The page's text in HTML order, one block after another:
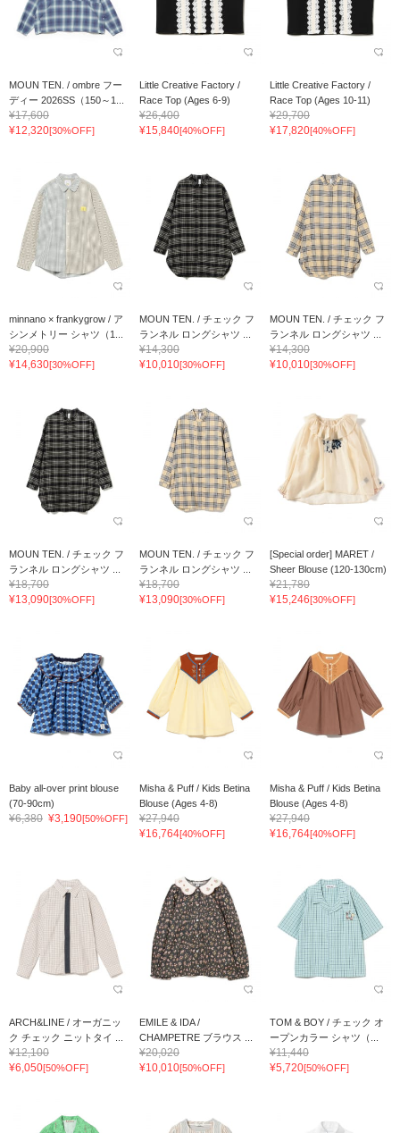
MOUN TEN. / ombre フー
ディー 2026SS（150～1...
¥17,600
¥12,320[30%OFF]
Little Creative Factory /
Race Top (Ages 6-9)
¥26,400
¥15,840[40%OFF]
Little Creative Factory /
Race Top (Ages 10-11)
¥29,700
¥17,820[40%OFF]
minnano × frankygrow / ア
シンメトリー シャツ（1...
¥20,900
¥14,630[30%OFF]
MOUN TEN. / チェック フ
ランネル ロングシャツ ...
¥14,300
¥10,010[30%OFF]
MOUN TEN. / チェック フ
ランネル ロングシャツ ...
¥14,300
¥10,010[30%OFF]
MOUN TEN. / チェック フ
ランネル ロングシャツ ...
¥18,700
¥13,090[30%OFF]
MOUN TEN. / チェック フ
ランネル ロングシャツ ...
¥18,700
¥13,090[30%OFF]
[Special order] MARET /
Sheer Blouse (120-130cm)
¥21,780
¥15,246[30%OFF]
Baby all-over print blouse
(70-90cm)
¥6,380 ¥3,190[50%OFF]
Misha & Puff / Kids Betina
Blouse (Ages 4-8)
¥27,940
¥16,764[40%OFF]
Misha & Puff / Kids Betina
Blouse (Ages 4-8)
¥27,940
¥16,764[40%OFF]
ARCH&LINE / オーガニッ
ク チェック ニットタイ ...
¥12,100
¥6,050[50%OFF]
EMILE & IDA /
CHAMPETRE ブラウス ...
¥20,020
¥10,010[50%OFF]
TOM & BOY / チェック オ
ープンカラー シャツ（...
¥11,440
¥5,720[50%OFF]